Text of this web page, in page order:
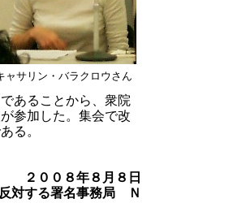
ャサリン・バラクロウさん
あることから、衆院
参加した。集会で改
る。
２００８年８月８日
対する署名事務局 Ｎ